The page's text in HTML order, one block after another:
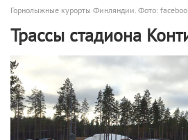
Горнолыжные курорты Финляндии. Фото:
Трассы стадиона